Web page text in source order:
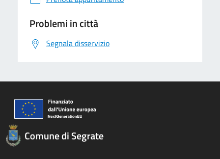
Problemi in città
Segnala disservizio
Comune di Segrate